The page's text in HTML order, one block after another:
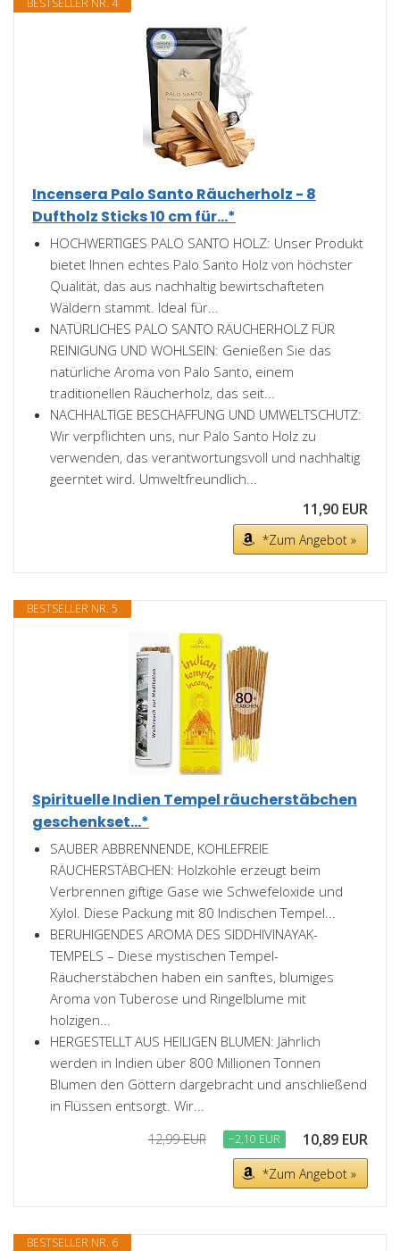
BESTSELLER NR. 4
Incensera Palo Santo Räucherholz - 8
Duftholz Sticks 10 cm für...*
HOCHWERTIGES PALO SANTO HOLZ: Unser Produkt
bietet Ihnen echtes Palo Santo Holz von höchster
Qualität, das aus nachhaltig bewirtschafteten
Wäldern stammt. Ideal für...
NATÜRLICHES PALO SANTO RÄUCHERHOLZ FÜR
REINIGUNG UND WOHLSEIN: Genießen Sie das
natürliche Aroma von Palo Santo, einem
traditionellen Räucherholz, das seit...
NACHHALTIGE BESCHAFFUNG UND UMWELTSCHUTZ:
Wir verpflichten uns, nur Palo Santo Holz zu
verwenden, das verantwortungsvoll und nachhaltig
geerntet wird. Umweltfreundlich...
11,90 EUR
*Zum Angebot »
BESTSELLER NR. 5
Spirituelle Indien Tempel räucherstäbchen
geschenkset...*
SAUBER ABBRENNENDE, KOHLEFREIE
RÄUCHERSTÄBCHEN: Holzkohle erzeugt beim
Verbrennen giftige Gase wie Schwefeloxide und
Xylol. Diese Packung mit 80 Indischen Tempel...
BERUHIGENDES AROMA DES SIDDHIVINAYAK-
TEMPELS – Diese mystischen Tempel-
Räucherstäbchen haben ein sanftes, blumiges
Aroma von Tuberose und Ringelblume mit
holzigen...
HERGESTELLT AUS HEILIGEN BLUMEN: Jährlich
werden in Indien über 800 Millionen Tonnen
Blumen den Göttern dargebracht und anschließend
in Flüssen entsorgt. Wir...
12,99 EUR −2,10 EUR 10,89 EUR
*Zum Angebot »
BESTSELLER NR. 6